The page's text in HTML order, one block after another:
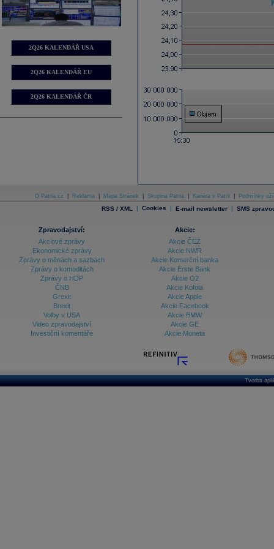
2Q26 KALENDÁŘ USA
2Q26 KALENDÁŘ EU
2Q26 KALENDÁŘ ČR
O Patria.cz Reklama Mapa Stránek Skupina Patria Kariéra v Patrii Podmínky
RSS / XML | Cookies | E-mail newsletter | SMS
Zpravodajství:
Akciové zprávy
Ekonomické zprávy
Zprávy o měnách a sazbách
Zprávy o komoditách
Zprávy o HDP
ČNB
Grexit
Brexit
Volby v USA
Video zpravodajství
Investiční komentáře
Akcie:
Akcie ČEZ
Akcie NWR
Akcie Komerční banka
Akcie Erste Bank
Akcie O2
Akcie Kofola
Akcie Apple
Akcie Facebook
Akcie BMW
Akcie GE
Akcie Moneta
Tvorba